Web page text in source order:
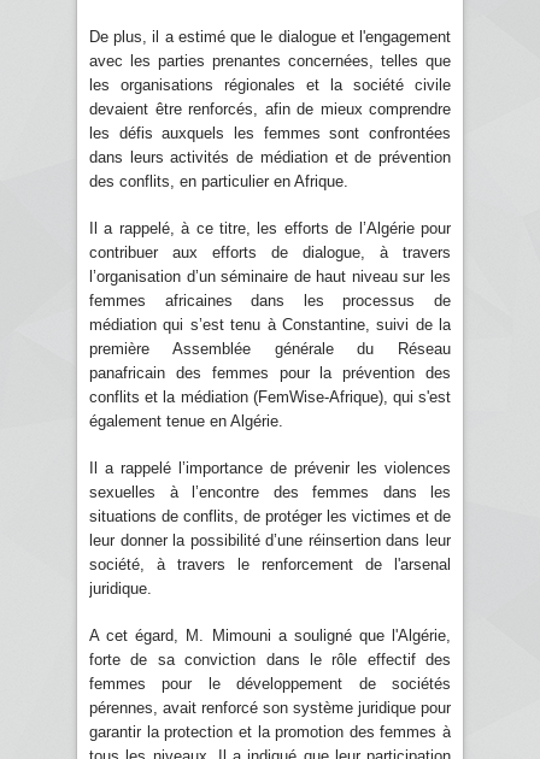
De plus, il a estimé que le dialogue et l'engagement
avec les parties prenantes concernées, telles que
les organisations régionales et la société civile
devaient être renforcés, afin de mieux comprendre
les défis auxquels les femmes sont confrontées
dans leurs activités de médiation et de prévention
des conflits, en particulier en Afrique.
Il a rappelé, à ce titre, les efforts de l’Algérie pour
contribuer aux efforts de dialogue, à travers
l’organisation d’un séminaire de haut niveau sur les
femmes africaines dans les processus de
médiation qui s’est tenu à Constantine, suivi de la
première Assemblée générale du Réseau
panafricain des femmes pour la prévention des
conflits et la médiation (FemWise-Afrique), qui s'est
également tenue en Algérie.
Il a rappelé l’importance de prévenir les violences
sexuelles à l’encontre des femmes dans les
situations de conflits, de protéger les victimes et de
leur donner la possibilité d’une réinsertion dans leur
société, à travers le renforcement de l'arsenal
juridique.
A cet égard, M. Mimouni a souligné que l'Algérie,
forte de sa conviction dans le rôle effectif des
femmes pour le développement de sociétés
pérennes, avait renforcé son système juridique pour
garantir la protection et la promotion des femmes à